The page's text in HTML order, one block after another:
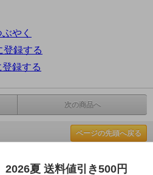
やく
登録する
録する
次の商品へ
ページの先頭へ戻る
2026夏 送料値引き500円